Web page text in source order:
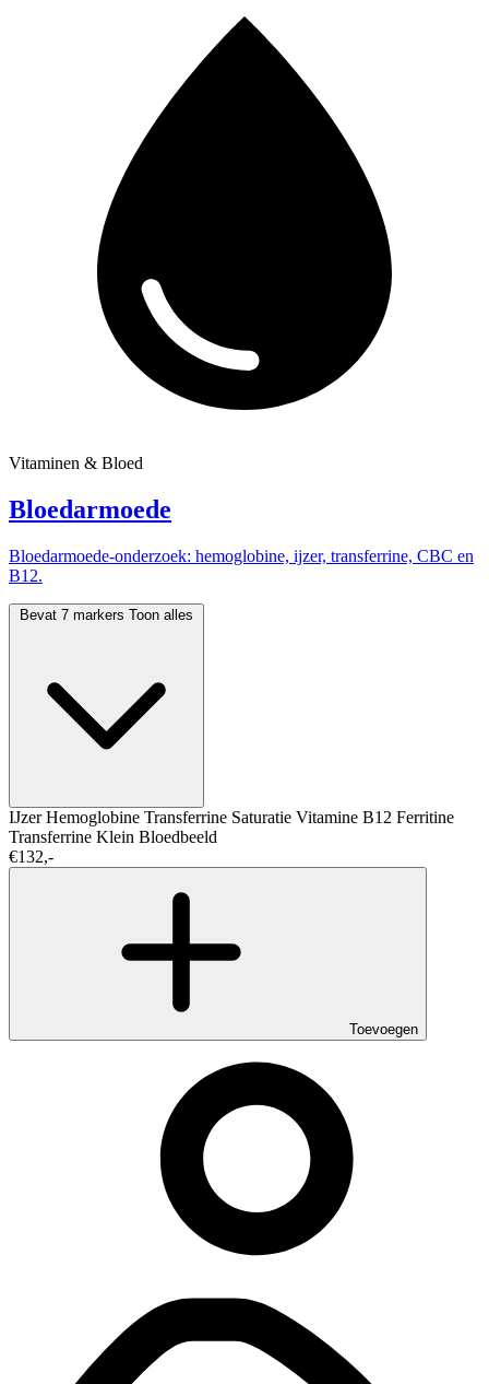
Vitaminen & Bloed
Bloedarmoede
Bloedarmoede-onderzoek: hemoglobine, ijzer, transferrine, CBC en
B12.
Bevat 7 markers Toon alles
IJzerHemoglobine Transferrine Saturatie Vitamine B12 Ferritine
Transferrine Klein Bloedbeeld
€132,-
Toevoegen